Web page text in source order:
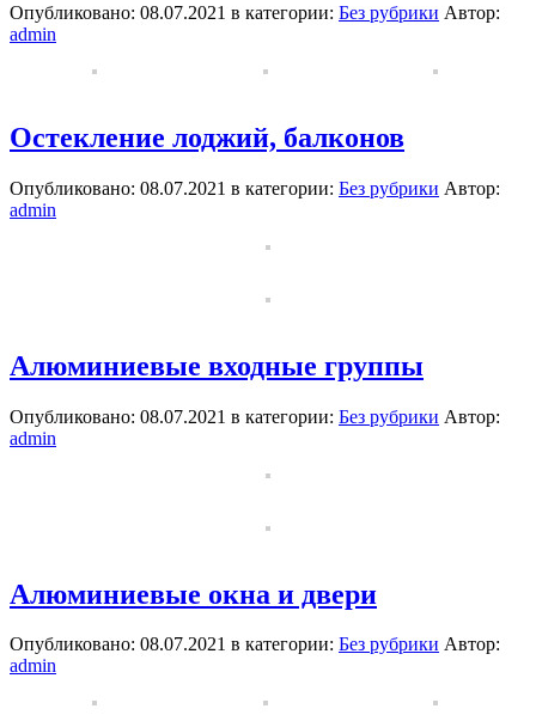
Опубликовано: 08.07.2021 в категории: Без рубрики Автор:
admin
Остекление лоджий, балконов
Опубликовано: 08.07.2021 в категории: Без рубрики Автор:
admin
Алюминиевые входные группы
Опубликовано: 08.07.2021 в категории: Без рубрики Автор:
admin
Алюминиевые окна и двери
Опубликовано: 08.07.2021 в категории: Без рубрики Автор:
admin